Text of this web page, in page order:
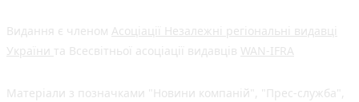
Видання є членом Асоціації Незалежні регіональні видавці
України та Всесвітньої асоціації видавців WAN-IFRA
Матеріали з позначками "Новини компаній", "Прес-служба",